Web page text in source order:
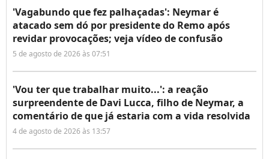
'Vagabundo que fez palhaçadas': Neymar é
atacado sem dó por presidente do Remo após
revidar provocações; veja vídeo de confusão
5 de agosto de 2026 às 07:51
'Vou ter que trabalhar muito...': a reação
surpreendente de Davi Lucca, filho de Neymar, a
comentário de que já estaria com a vida resolvida
4 de agosto de 2026 às 13:57